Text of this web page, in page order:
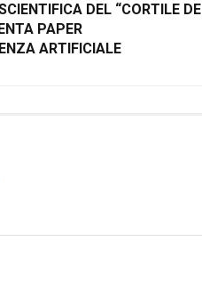
DEL “CORTILE DEI
PAPER
ARTIFICIALE